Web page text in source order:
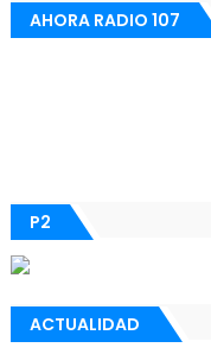
AHORA RADIO 107
P2
ACTUALIDAD